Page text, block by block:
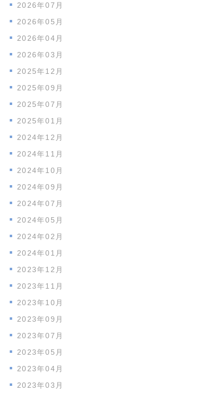
2026年07月
2026年05月
2026年04月
2026年03月
2025年12月
2025年09月
2025年07月
2025年01月
2024年12月
2024年11月
2024年10月
2024年09月
2024年07月
2024年05月
2024年02月
2024年01月
2023年12月
2023年11月
2023年10月
2023年09月
2023年07月
2023年05月
2023年04月
2023年03月